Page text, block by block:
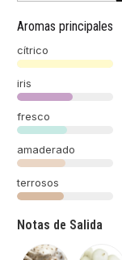
Aromas principales
cítrico
iris
fresco
amaderado
terrosos
Notas de Salida